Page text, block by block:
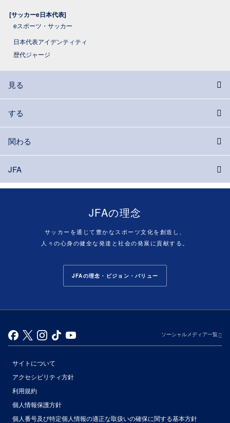
[サッカーe日本代表]
eスポーツ・サッカー
日本代表アイデンティティ
歴代ジャージ
見る
する
関わる
JFA
JFAの理念
サッカーを通じて豊かなスポーツ文化を創造し、
人々の心身の健全な発達と社会の発展に貢献する。
JFAの理念・ビジョン・バリュー
ソーシャルメディア一覧
サイトについて
アクセシビリティ方針
利用規約
個人情報保護方針
個人番号及び特定個人情報の適正な取扱いの確保に関する基本方針